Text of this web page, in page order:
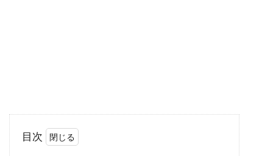
キッチンは、家電や調理器具といったものが多
い場所であるため、生活感が出やすいです。そ
目次